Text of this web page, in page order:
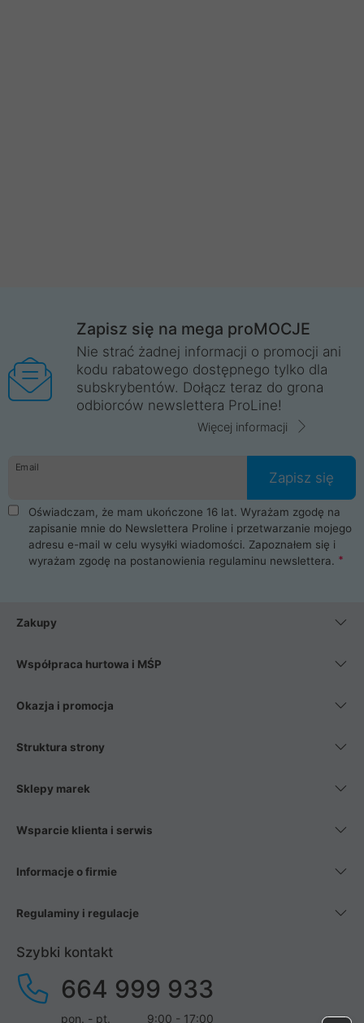
Zapisz się na mega proMOCJE
Nie strać żadnej informacji o promocji ani
kodu rabatowego dostępnego tylko dla
subskrybentów. Dołącz teraz do grona
odbiorców newslettera ProLine!
Więcej informacji
Email
Zapisz się
Oświadczam, że mam ukończone 16 lat. Wyrażam zgodę na
zapisanie mnie do Newslettera Proline i przetwarzanie mojego
adresu e-mail w celu wysyłki wiadomości. Zapoznałem się i
wyrażam zgodę na postanowienia regulaminu newslettera.
Zakupy
Współpraca hurtowa i MŚP
Okazja i promocja
Struktura strony
Sklepy marek
Wsparcie klienta i serwis
Informacje o firmie
Regulaminy i regulacje
Szybki kontakt
664 999 933
pon. - pt. 9:00 - 17:00